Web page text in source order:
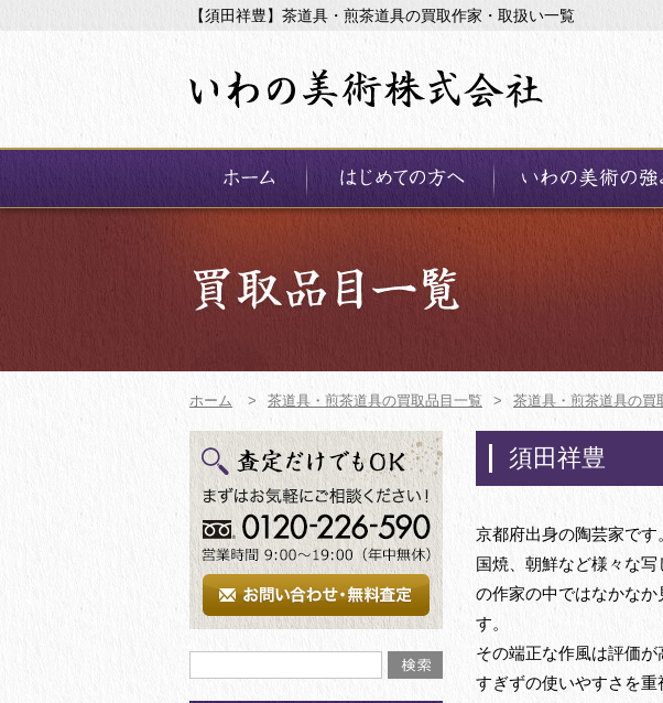
【須田祥豊】茶道具・煎茶道具の買取作家・取扱い一覧
ホーム > 茶道具・煎茶道具の買取品目一覧 > 茶道具・煎茶道具の
須田祥豊
京都府出身の陶芸家です
国焼、朝鮮など様々な
の作家の中ではなかな
す。
その端正な作風は評価
すぎずの使いやすさを